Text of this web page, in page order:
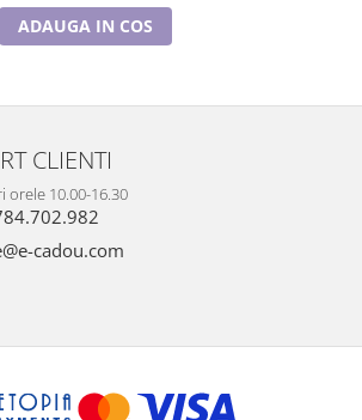
ADAUGA IN COS
CLIENTI
orele 10.00-16.30
cadou.com